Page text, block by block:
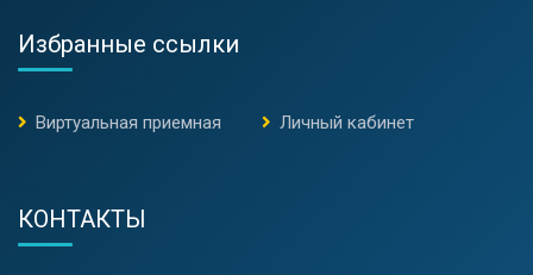
Избранные ссылки
Виртуальная приемная Личный кабинет
КОНТАКТЫ